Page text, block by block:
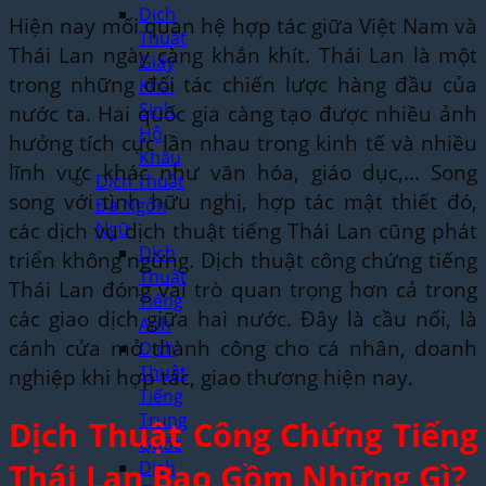
Dịch
Thuật
Giấy
Khai
Sinh,
Hộ
Khẩu
Dịch Thuật
Đa Ngôn
Ngữ
Dịch
Thuật
Tiếng
Anh
Dịch
Thuật
Tiếng
Trung
Quốc
Dịch
Hiện nay mối quan hệ hợp tác giữa Việt Nam và
Thái Lan ngày càng khắn khít. Thái Lan là một
trong những đối tác chiến lược hàng đầu của
nước ta. Hai quốc gia càng tạo được nhiều ảnh
hưởng tích cực lần nhau trong kinh tế và nhiều
lĩnh vực khác như văn hóa, giáo dục,… Song
song với tình hữu nghị, hợp tác mật thiết đó,
các dịch vụ dịch thuật tiếng Thái Lan cũng phát
triển không ngừng. Dịch thuật công chứng tiếng
Thái Lan đóng vai trò quan trọng hơn cả trong
các giao dịch giữa hai nước. Đây là cầu nối, là
cánh cửa mở thành công cho cá nhân, doanh
nghiệp khi hợp tác, giao thương hiện nay.
Dịch Thuật Công Chứng Tiếng
Thái Lan Bao Gồm Những Gì?